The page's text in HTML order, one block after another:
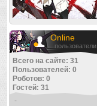
Online
пользователи
Всего на сайте: 31
Пользователей: 0
Роботов: 0
Гостей: 31
-